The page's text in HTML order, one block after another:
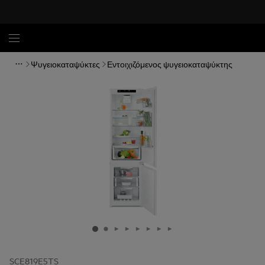
Ψυγειοκαταψύκτες Εντοιχιζόμενος ψυγειοκαταψύκτης
SCE819E5TS